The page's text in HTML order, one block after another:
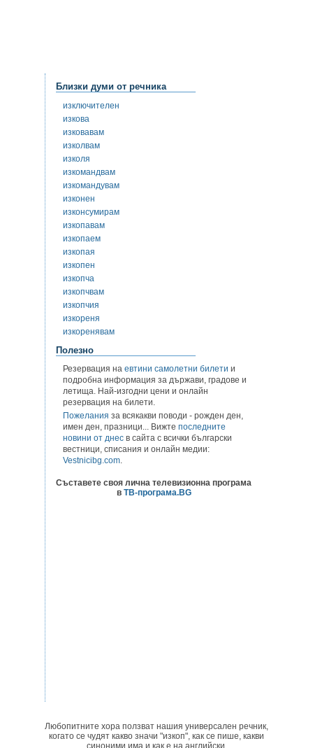
Близки думи от речника
изключителен
изкова
изковавам
изколвам
изколя
изкомандвам
изкомандувам
изконен
изконсумирам
изкопавам
изкопаем
изкопая
изкопен
изкопча
изкопчвам
изкопчия
изкореня
изкоренявам
Полезно
Резервация на евтини самолетни билети и
подробна информация за държави, градове и
летища. Най-изгодни цени и онлайн
резервация на билети.
Пожелания за всякакви поводи - рожден ден,
имен ден, празници... Вижте последните
новини от днес в сайта с всички български
вестници, списания и онлайн медии:
Vestnicibg.com.
Съставете своя лична телевизионна програма
в ТВ-програма.BG
Любопитните хора ползват нашия универсален речник,
когато се чудят какво значи "изкоп", как се пише, какви